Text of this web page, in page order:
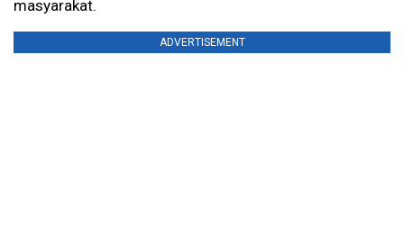
masyarakat.
ADVERTISEMENT